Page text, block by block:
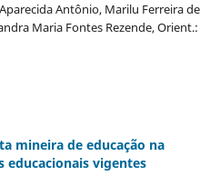
Antônio, Marilu Ferreira de
Maria Fontes Rezende, Orient.:
mineira de educação na
educacionais vigentes